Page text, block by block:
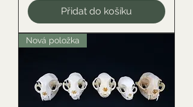
Přidat do košíku
Nová položka